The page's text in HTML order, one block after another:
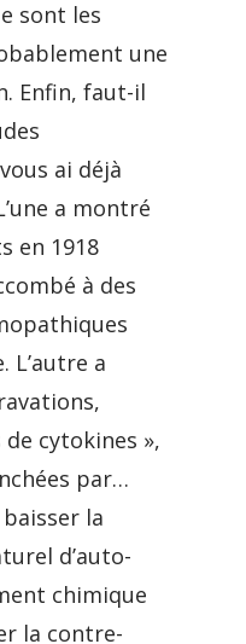
sont les
une
Enfin, faut-il
ai déjà
a montré
en 1918
à des
L’autre a
cytokines »,
par…
la
d’auto-
chimique
la contre-